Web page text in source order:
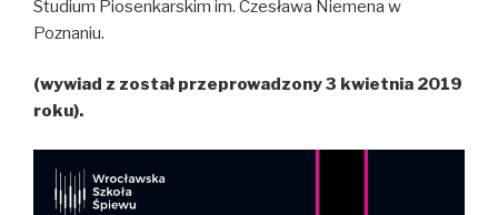
Studium Piosenkarskim im. Czesława Niemena w
Poznaniu.
(wywiad z został przeprowadzony 3 kwietnia 2019
roku).